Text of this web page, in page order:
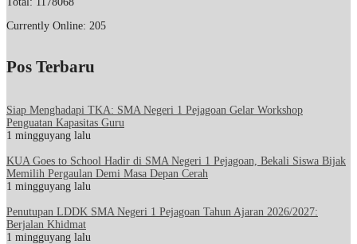
Currently Online: 205
Pos Terbaru
Siap Menghadapi TKA: SMA Negeri 1 Pejagoan Gelar Workshop
Penguatan Kapasitas Guru
1 mingguyang lalu
KUA Goes to School Hadir di SMA Negeri 1 Pejagoan, Bekali Siswa Bijak
Memilih Pergaulan Demi Masa Depan Cerah
1 mingguyang lalu
Penutupan LDDK SMA Negeri 1 Pejagoan Tahun Ajaran 2026/2027:
Berjalan Khidmat
1 mingguyang lalu